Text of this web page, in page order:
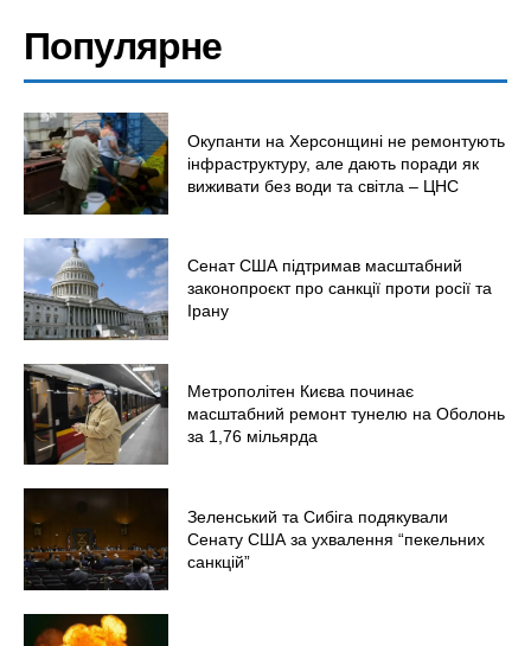
Популярне
Окупанти на Херсонщині не ремонтують
інфраструктуру, але дають поради як
виживати без води та світла – ЦНС
Сенат США підтримав масштабний
законопроєкт про санкції проти росії та
Ірану
Метрополітен Києва починає
масштабний ремонт тунелю на Оболонь
за 1,76 мільярда
Зеленський та Сибіга подякували
Сенату США за ухвалення “пекельних
санкцій”